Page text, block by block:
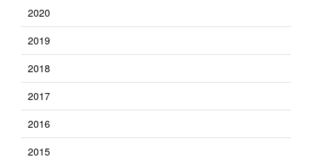
2020
2019
2018
2017
2016
2015